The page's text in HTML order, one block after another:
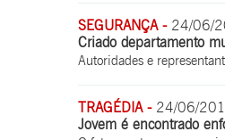
SEGURANÇA - 24/06/
Criado departamento
Autoridades e
TRAGÉDIA - 24/06/
Jovem é encontrado